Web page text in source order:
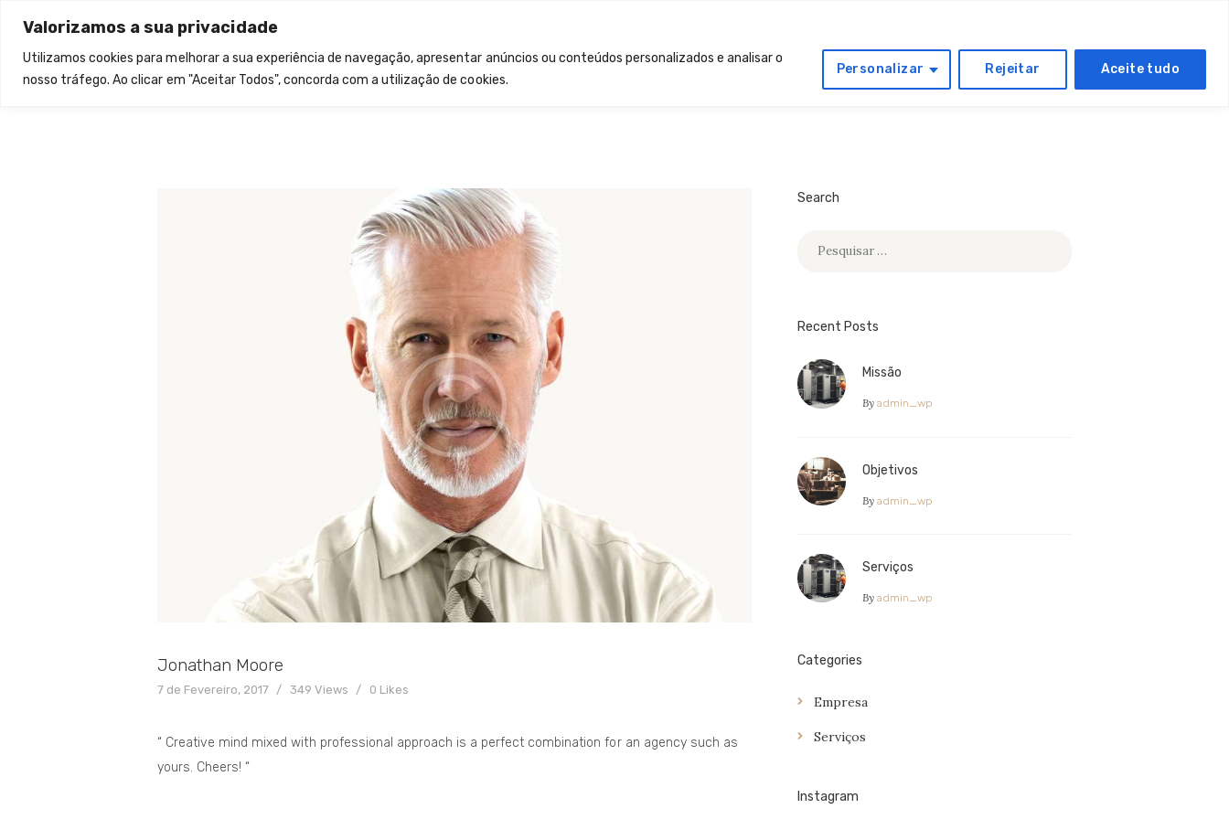
Valorizamos a sua privacidade
Utilizamos cookies para melhorar a sua experiência de navegação, apresentar anúncios ou conteúdos personalizados e analisar o
nosso tráfego. Ao clicar em "Aceitar Todos", concorda com a utilização de cookies.
Personalizar Rejeitar Aceite tudo
INÍCIO SOBRE NÓS CONTACTOS
SOBRE NÓS
Jonathan Moore
7 de Fevereiro, 2017 349 Views 0 Likes
“ Creative mind mixed with professional approach is a perfect combination for an agency such as
yours. Cheers! “
Search
Pesquisar
Recent Posts
Missão
By admin_wp
Objetivos
By admin_wp
Serviços
By admin_wp
Categories
Empresa
Serviços
Instagram